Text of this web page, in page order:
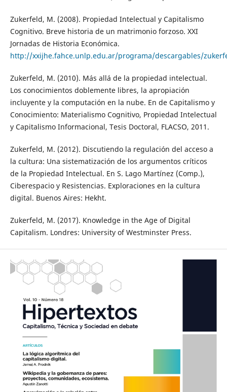
Zukerfeld, M. (2008). Propiedad Intelectual y Capitalismo
Cognitivo. Breve historia de un matrimonio forzoso. XXI
Jornadas de Historia Económica.
http://xxijhe.fahce.unlp.edu.ar/programa/descargables/
Zukerfeld, M. (2010). Más allá de la propiedad intelectual.
Los conocimientos doblemente libres, la apropiación
incluyente y la computación en la nube. En de Capitalismo y
Conocimiento: Materialismo Cognitivo, Propiedad Intelectual
y Capitalismo Informacional, Tesis Doctoral, FLACSO, 2011.
Zukerfeld, M. (2012). Discutiendo la regulación del acceso a
la cultura: Una sistematización de los argumentos críticos
de la Propiedad Intelectual. En S. Lago Martínez (Comp.),
Ciberespacio y Resistencias. Exploraciones en la cultura
digital. Buenos Aires: Hekht.
Zukerfeld, M. (2017). Knowledge in the Age of Digital
Capitalism. Londres: University of Westminster Press.